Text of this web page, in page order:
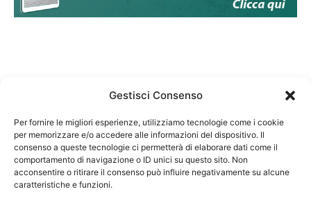
Gestisci Consenso
Per fornire le migliori esperienze, utilizziamo tecnologie come i cookie
per memorizzare e/o accedere alle informazioni del dispositivo. Il
consenso a queste tecnologie ci permetterà di elaborare dati come il
comportamento di navigazione o ID unici su questo sito. Non
acconsentire o ritirare il consenso può influire negativamente su alcune
caratteristiche e funzioni.
Federazione Nazionale Degli Ordini dei Biologi:
codice fiscale 80069130583
Responsabile sito internet www.fnob.it: Vincenzo